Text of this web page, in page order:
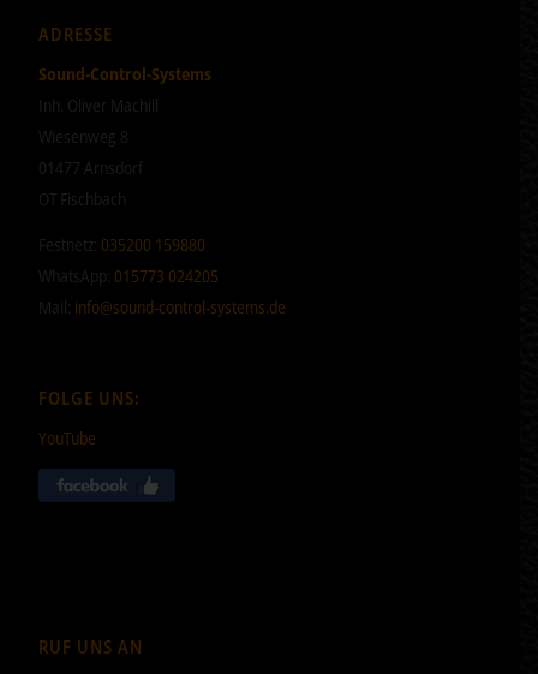
ADRESSE
Sound-Control-Systems
Inh. Oliver Machill
Wiesenweg 8
01477 Arnsdorf
OT Fischbach
Festnetz: 035200 159880
WhatsApp: 015773 024205
Mail: info@sound-control-systems.de
FOLGE UNS:
YouTube
RUF UNS AN